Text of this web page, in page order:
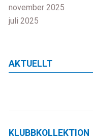
november 2025
juli 2025
AKTUELLT
KLUBBKOLLEKTION